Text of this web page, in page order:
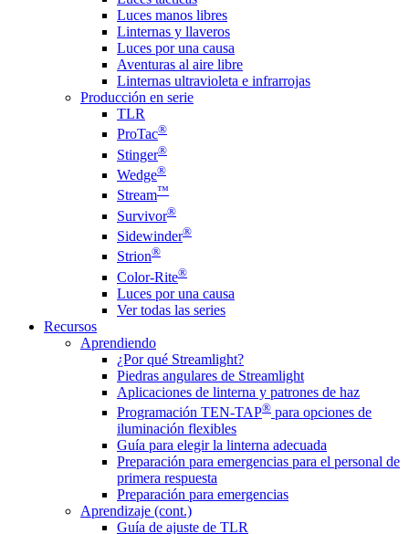
Luces manos libres
Linternas y llaveros
Luces por una causa
Aventuras al aire libre
Linternas ultravioleta e infrarrojas
Producción en serie
TLR
ProTac®
Stinger®
Wedge®
Stream™
Survivor®
Sidewinder®
Strion®
Color-Rite®
Luces por una causa
Ver todas las series
Recursos
Aprendiendo
¿Por qué Streamlight?
Piedras angulares de Streamlight
Aplicaciones de linterna y patrones de haz
Programación TEN-TAP® para opciones de
iluminación flexibles
Guía para elegir la linterna adecuada
Preparación para emergencias para el personal de
primera respuesta
Preparación para emergencias
Aprendizaje (cont.)
Guía de ajuste de TLR